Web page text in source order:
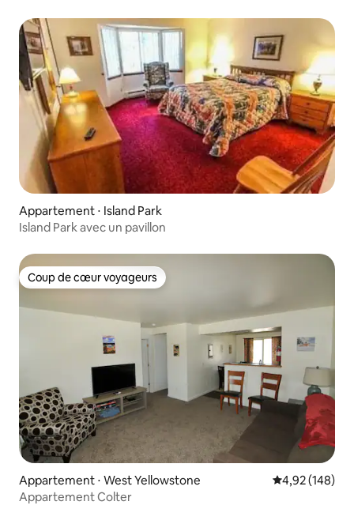
Appartement ⋅ Island Park
Island Park avec un pavillon
Coup de cœur voyageurs
Coup de cœur voyageurs
Appartement ⋅ West Yellowstone Évaluation
4,92 (148)
Appartement Colter